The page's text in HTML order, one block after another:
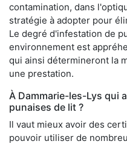
contamination, dans
stratégie à adopter pour
Le degré d'infestation de
environnement est
qui ainsi détermineront la
une prestation.
À Dammarie-les-Lys qui
punaises de lit ?
Il vaut mieux avoir des
pouvoir utiliser de